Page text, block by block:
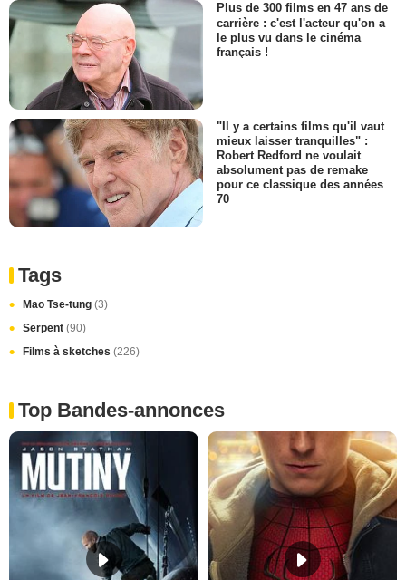
Plus de 300 films en 47 ans de
carrière : c'est l'acteur qu'on a
le plus vu dans le cinéma
français !
"Il y a certains films qu'il vaut
mieux laisser tranquilles" :
Robert Redford ne voulait
absolument pas de remake
pour ce classique des années
70
Tags
Mao Tse-tung (3)
Serpent (90)
Films à sketches (226)
Top Bandes-annonces